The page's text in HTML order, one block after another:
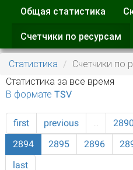
Главные
Общая статистика
Счетчики по ресурсам
Статистика
Счетчики по
Статистика за все время
В формате TSV
first previous … 2890
2894
2895 2896
last